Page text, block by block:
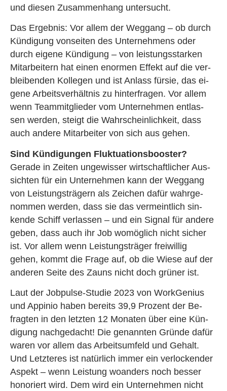
und die­sen Zu­sam­men­hang un­ter­sucht.
Das Er­geb­nis: Vor allem der Weg­gang – ob durch
Kün­di­gung von­sei­ten des Un­ter­neh­mens oder
durch ei­ge­ne Kün­di­gung – von leis­tungs­star­ken
Mit­ar­bei­tern hat einen enor­men Ef­fekt auf die ver­
blei­ben­den Kol­le­gen und ist An­lass für­sie, das ei­
ge­ne Ar­beits­ver­hält­nis zu hin­ter­fra­gen. Vor allem
wenn Team­mit­glie­der vom Un­ter­neh­men ent­las­
sen wer­den, steigt die Wahr­schein­lich­keit, dass
auch an­de­re Mit­ar­bei­ter von sich aus gehen.
Sind Kün­di­gun­gen Fluk­tua­ti­ons­boos­ter?
Ge­ra­de in Zei­ten un­ge­wis­ser wirt­schaft­li­cher Aus­
sich­ten für ein Un­ter­neh­men kann der Weg­gang
von Leis­tungs­trä­gern als Zei­chen dafür wahr­ge­
nom­men wer­den, dass sie das ver­meint­lich sin­
ken­de Schiff ver­las­sen – und ein Si­gnal für an­de­re
geben, dass auch ihr Job wo­mög­lich nicht si­cher
ist. Vor allem wenn Leis­tungs­trä­ger frei­wil­lig
gehen, kommt die Frage auf, ob die Wiese auf der
an­de­ren Seite des Zauns nicht doch grü­ner ist.
Laut der Job­pul­se-Stu­die 2023 von Work­Ge­ni­us
und Ap­pi­nio haben be­reits 39,9 Pro­zent der Be­
frag­ten in den letz­ten 12 Mo­na­ten über eine Kün­
di­gung nach­ge­dacht! Die ge­nann­ten Grün­de dafür
waren vor allem das Ar­beits­um­feld und Ge­halt.
Und Letz­te­res ist na­tür­lich immer ein ver­lo­cken­der
As­pekt – wenn Leis­tung wo­an­ders noch bes­ser
ho­no­riert wird. Dem wird ein Un­ter­neh­men nicht